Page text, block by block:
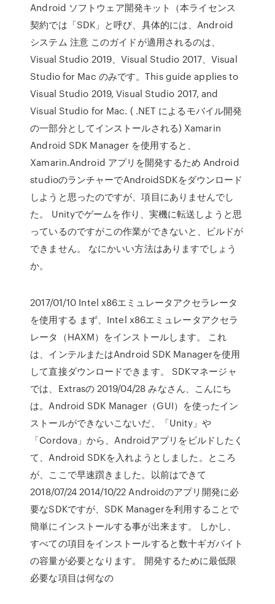
Android ソフトウェア開発キット（本ライセンス
契約では「SDK」と呼び、具体的には、Android
システム 注意 このガイドが適用されるのは、
Visual Studio 2019、Visual Studio 2017、Visual
Studio for Mac のみです。This guide applies to
Visual Studio 2019, Visual Studio 2017, and
Visual Studio for Mac. ( .NET によるモバイル開発
の一部分としてインストールされる) Xamarin
Android SDK Manager を使用すると、
Xamarin.Android アプリを開発するため Android
studioのランチャーでAndroidSDKをダウンロード
しようと思ったのですが、項目にありませんでし
た。 Unityでゲームを作り、実機に転送しようと思
っているのですがこの作業ができないと、ビルドが
できません。 なにかいい方法はありますでしょう
か。
2017/01/10 Intel x86エミュレータアクセラレータ
を使用する まず、Intel x86エミュレータアクセラ
レータ（HAXM）をインストールします。 これ
は、インテルまたはAndroid SDK Managerを使用
して直接ダウンロードできます。 SDKマネージャ
では、Extrasの 2019/04/28 みなさん、こんにち
は。Android SDK Manager（GUI）を使ったイン
ストールができないこないだ、「Unity」や
「Cordova」から、Androidアプリをビルドしたく
て、Android SDKを入れようとしました。ところ
が、ここで早速躓きました。以前はできて
2018/07/24 2014/10/22 Androidのアプリ開発に必
要なSDKですが、SDK Managerを利用することで
簡単にインストールする事が出来ます。 しかし、
すべての項目をインストールすると数十ギガバイト
の容量が必要となります。 開発するために最低限
必要な項目は何なの